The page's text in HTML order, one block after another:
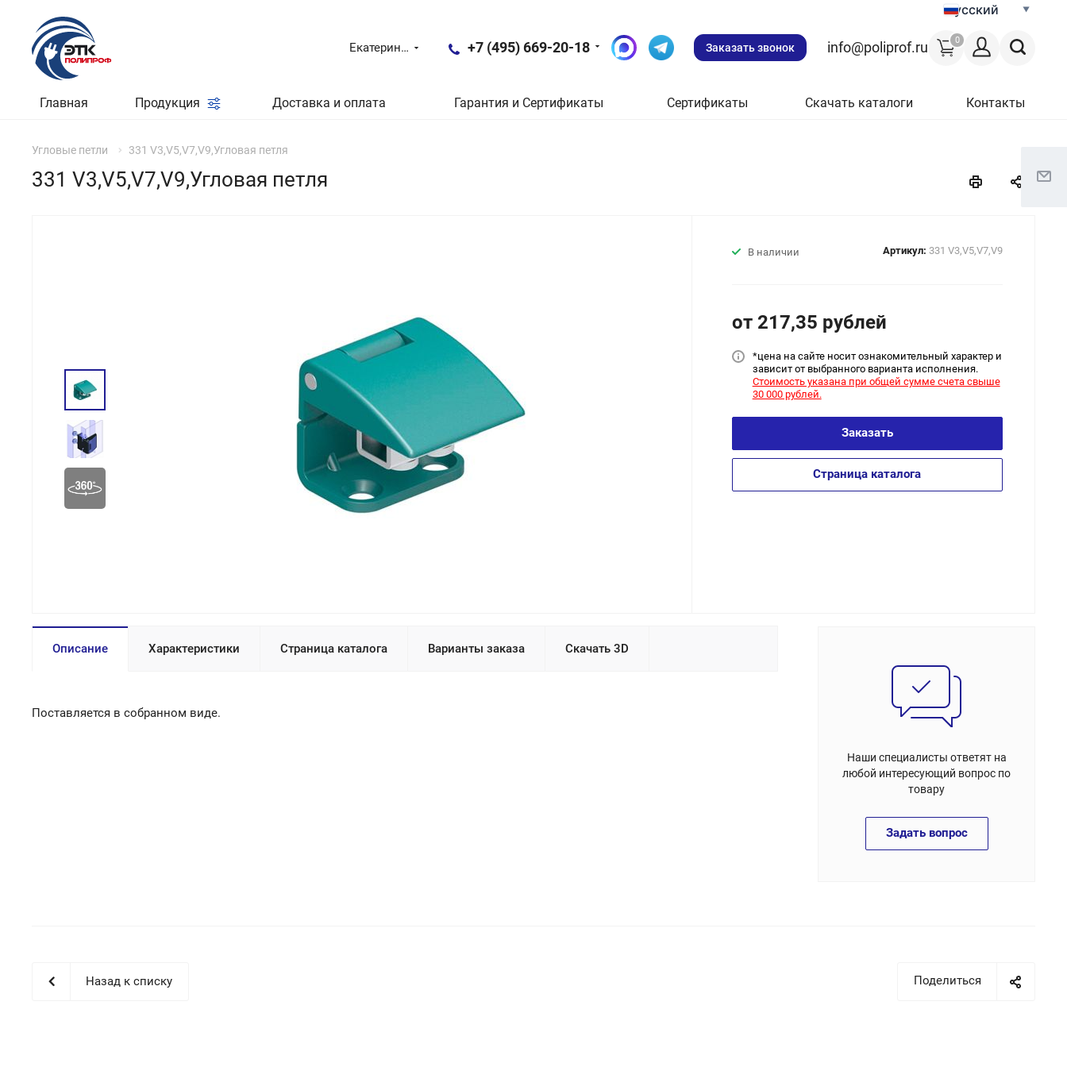
Русский
0
Екатеринбург +7 (495) 669-20-18 Заказать звонок info@poliprof.ru
Главная Продукция Доставка и оплата Гарантия и Сертификаты Сертификаты Скачать каталоги Контакты
Угловые петли 331 V3,V5,V7,V9,Угловая петля
331 V3,V5,V7,V9,Угловая петля
В наличии Артикул: 331 V3,V5,V7,V9
от 217,35 рублей
*цена на сайте носит ознакомительный характер и
зависит от выбранного варианта исполнения.
Стоимость указана при общей сумме счета свыше
30 000 рублей.
Заказать
Страница каталога
Описание Характеристики Страница каталога Варианты заказа Скачать 3D
Поставляется в собранном виде.
Наши специалисты ответят на
любой интересующий вопрос по
товару
Задать вопрос
Поделиться
Назад к списку